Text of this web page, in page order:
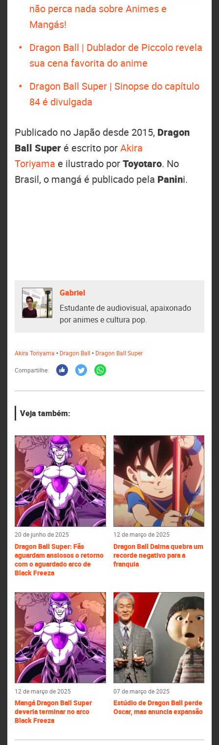
não perca nada sobre Animes e
Mangás!
Dragon Ball | Dublador de Piccolo revela
sua cena favorita do anime
Dragon Ball Super | Sinopse do capítulo
84 é divulgada
Publicado no Japão desde 2015, Dragon
Ball Super é escrito porAkira
Toriyama e ilustrado porToyotaro. No
Brasil, o mangá é publicado pela Panini.
Gabriel
Estudante de audiovisual, apaixonado
por animes e cultura pop.
Akira Toriyama • Dragon Ball • Dragon Ball Super
Compartilhe:
Veja também:
20 de junho de 2025
Dragon Ball Super: Fãs
aguardam ansiosos o retorno
com o aguardado arco de
Black Freeza
12 de março de 2025
Dragon Ball Daima quebra um
recorde negativo para a
franquia
12 de março de 2025
Mangá Dragon Ball Super
deveria terminar no arco
Black Freeza
07 de março de 2025
Estúdio de Dragon Ball perde
Oscar, mas anuncia expansão